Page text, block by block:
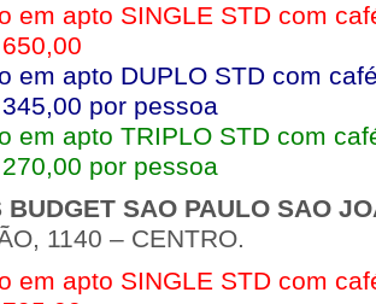
em apto SINGLE STD com
em apto DUPLO STD com
por pessoa
em apto TRIPLO STD com
por pessoa
BUDGET SAO PAULO SAO
1140 – CENTRO.
em apto SINGLE STD com